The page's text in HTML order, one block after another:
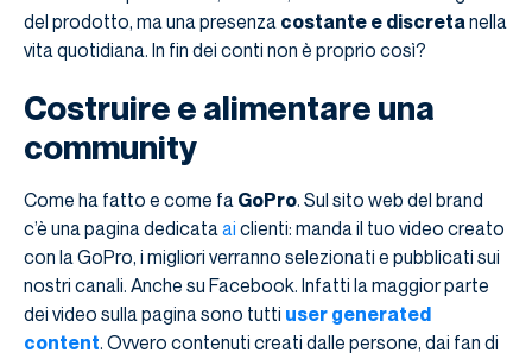
del prodotto, ma una presenza costante e discretanella
vita quotidiana. In fin dei conti non è proprio così?
Costruire e alimentare una
community
Come ha fatto e come fa GoPro. Sul sito web del brand
c’è una pagina dedicataai clienti: manda il tuo video creato
con la GoPro, i migliori verranno selezionati e pubblicati sui
nostri canali. Anche su Facebook. Infatti la maggior parte
dei video sulla pagina sono tutti user generated
content. Ovvero contenuti creati dalle persone, dai fan di